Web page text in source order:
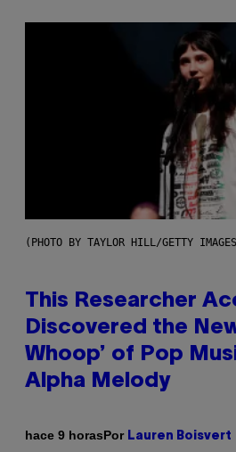
(PHOTO BY TAYLOR HILL/GETTY
This Researcher
Discovered the
Whoop’ of Pop
Alpha Melody
hace 9 horasPor Lauren Boisvert